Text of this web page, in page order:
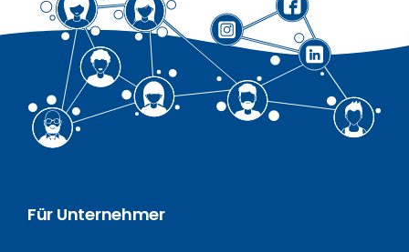
Für Unternehmer